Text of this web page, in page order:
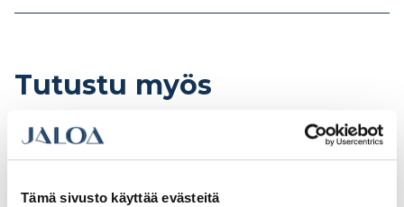
Tämä sivusto käyttää evästeitä
Tutustu myös